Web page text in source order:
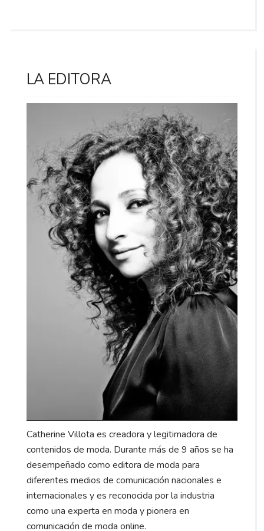
LA EDITORA
Catherine Villota es creadora y legitimadora de
contenidos de moda. Durante más de 9 años se ha
desempeñado como editora de moda para
diferentes medios de comunicación nacionales e
internacionales y es reconocida por la industria
como una experta en moda y pionera en
comunicación de moda online.